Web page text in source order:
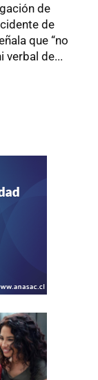
de
de
que “no
verbal de...